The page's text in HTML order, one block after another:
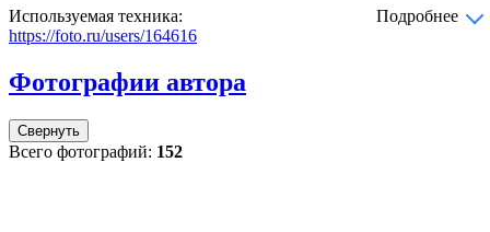
Используемая техника:
Подробнее
https://foto.ru/users/164616
Фотографии автора
Свернуть
Всего фотографий: 152